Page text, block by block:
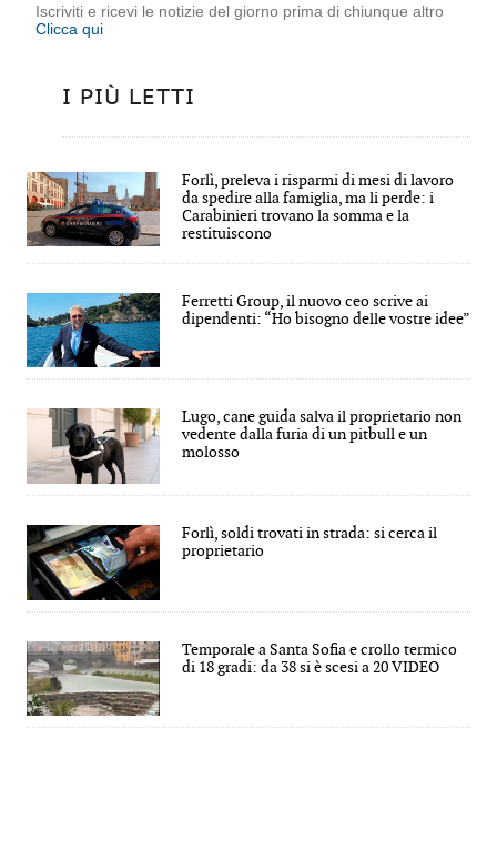
Iscriviti e ricevi le notizie del giorno prima di chiunque altro
Clicca qui
I PIÙ LETTI
Forlì, preleva i risparmi di mesi di lavoro
da spedire alla famiglia, ma li perde: i
Carabinieri trovano la somma e la
restituiscono
Ferretti Group, il nuovo ceo scrive ai
dipendenti: “Ho bisogno delle vostre idee”
Lugo, cane guida salva il proprietario non
vedente dalla furia di un pitbull e un
molosso
Forlì, soldi trovati in strada: si cerca il
proprietario
Temporale a Santa Sofia e crollo termico
di 18 gradi: da 38 si è scesi a 20 VIDEO